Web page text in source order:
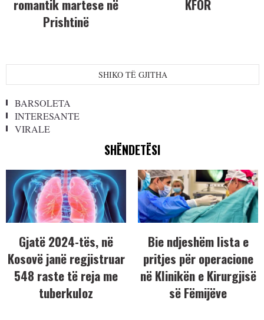
romantik martese në
Prishtinë
KFOR
SHIKO TË GJITHA
BARSOLETA
INTERESANTE
VIRALE
SHËNDETËSI
Gjatë 2024-tës, në
Kosovë janë regjistruar
548 raste të reja me
tuberkuloz
Bie ndjeshëm lista e
pritjes për operacione
në Klinikën e Kirurgjisë
së Fëmijëve